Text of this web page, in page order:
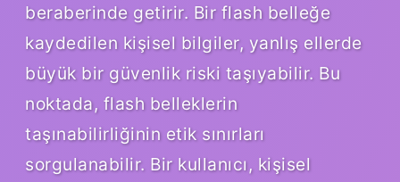
beraberinde getirir. Bir flash belleğe
kaydedilen kişisel bilgiler, yanlış ellerde
büyük bir güvenlik riski taşıyabilir. Bu
noktada, flash belleklerin
taşınabilirliğinin etik sınırları
sorgulanabilir. Bir kullanıcı, kişisel